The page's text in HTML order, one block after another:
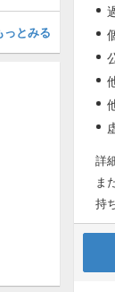
詳
ま
持
っとみる